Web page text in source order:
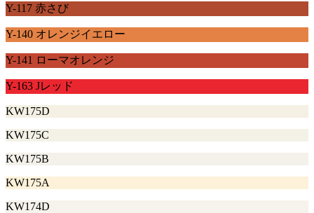
Y-117 赤さび
Y-140 オレンジイエロー
Y-141 ローマオレンジ
Y-163 Jレッド
KW175D
KW175C
KW175B
KW175A
KW174D